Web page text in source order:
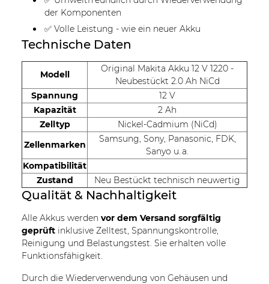
der Komponenten
✅ Volle Leistung - wie ein neuer Akku
Technische Daten
Modell
Original Makita Akku 12 V 1220 -
Neubestückt 2.0 Ah NiCd
Spannung
12 V
Kapazität
2 Ah
Zelltyp
Nickel-Cadmium (NiCd)
Zellenmarken
Samsung, Sony, Panasonic, FDK,
Sanyo u. a.
Kompatibilität
Zustand
Neu Bestückt technisch neuwertig
Qualität & Nachhaltigkeit
Alle Akkus werden vor dem Versand sorgfältig
geprüft inklusive Zelltest, Spannungskontrolle,
Reinigung und Belastungstest. Sie erhalten volle
Funktionsfähigkeit.
Durch die Wiederverwendung von Gehäusen und